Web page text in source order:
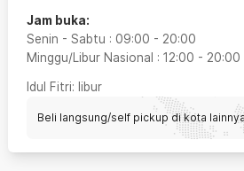
Jam buka:
Senin - Sabtu : 09:00 - 20:00
Minggu/Libur Nasional : 12:00 - 20:00
Idul Fitri: libur
Beli langsung/self pickup di kota